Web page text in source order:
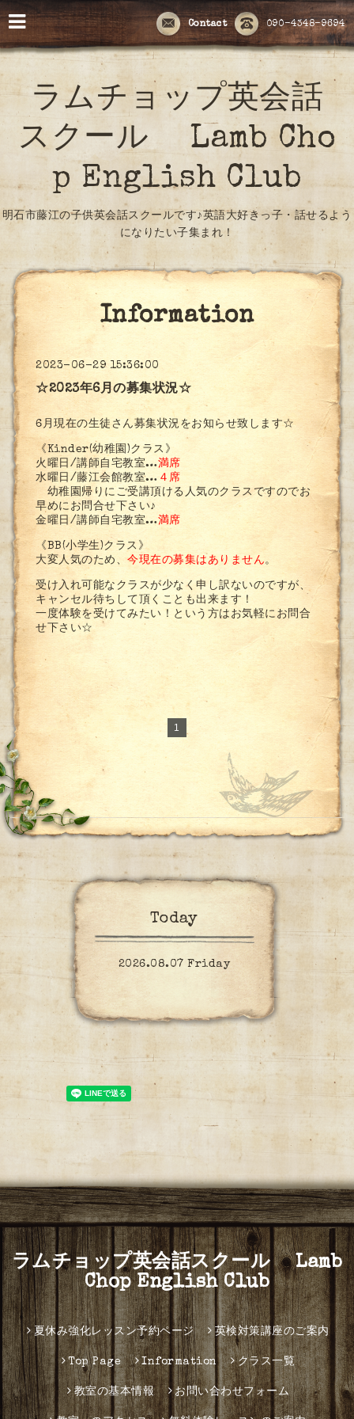
090-4348-9694
Contact
ラムチョップ英会話
スクール Lamb Cho
p English Club
明石市藤江の子供英会話スクールです♪英語大好きっ子・話せるよう
になりたい子集まれ！
Information
2023-06-29 15:36:00
☆2023年6月の募集状況☆
6月現在の生徒さん募集状況をお知らせ致します☆
《Kinder(幼稚園)クラス》
火曜日/講師自宅教室…満席
水曜日/藤江会館教室… ４席
幼稚園帰りにご受講頂ける人気のクラスですのでお
早めにお問合せ下さい♪
金曜日/講師自宅教室…満席
《BB(小学生)クラス》
大変人気のため、今現在の募集はありません。
受け入れ可能なクラスが少なく申し訳ないのですが、
キャンセル待ちして頂くことも出来ます！
一度体験を受けてみたい！という方はお気軽にお問合
せ下さい☆
1
Today
2026.08.07 Friday
ラムチョップ英会話スクール Lamb
Chop English Club
夏休み強化レッスン予約ページ 英検対策講座のご案内
Top Page Information クラス一覧
教室の基本情報 お問い合わせフォーム